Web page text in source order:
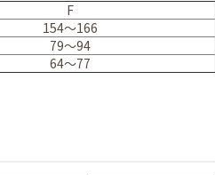
F
154～166
79～94
64～77